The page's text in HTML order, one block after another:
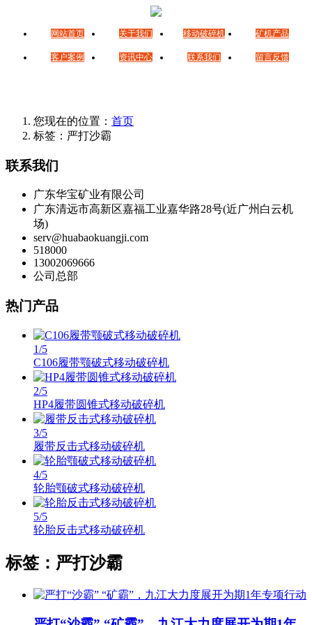
网站首页 关于我们 移动破碎机 矿机产品
客户案例 资讯中心 联系我们 留言反馈
您现在的位置： 首页
标签：严打沙霸
联系我们
广东华宝矿业有限公司
广东清远市高新区嘉福工业嘉华路28号(近广州白云机
场)
serv@huabaokuangji.com
518000
13002069666
公司总部
热门产品
1/5
C106履带颚破式移动破碎机
2/5
HP4履带圆锥式移动破碎机
3/5
履带反击式移动破碎机
4/5
轮胎颚破式移动破碎机
5/5
轮胎反击式移动破碎机
标签：严打沙霸